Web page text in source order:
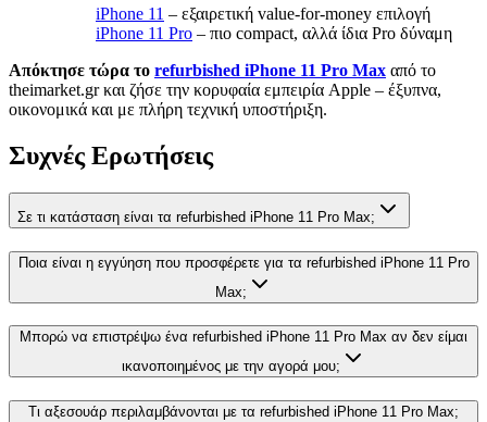
iPhone 11 – εξαιρετική value-for-money επιλογή
iPhone 11 Pro – πιο compact, αλλά ίδια Pro δύναμη
Απόκτησε τώρα το refurbished iPhone 11 Pro Max από το
theimarket.gr και ζήσε την κορυφαία εμπειρία Apple – έξυπνα,
οικονομικά και με πλήρη τεχνική υποστήριξη.
Συχνές Ερωτήσεις
Σε τι κατάσταση είναι τα refurbished iPhone 11 Pro Max;
Ποια είναι η εγγύηση που προσφέρετε για τα refurbished iPhone 11 Pro
Max;
Μπορώ να επιστρέψω ένα refurbished iPhone 11 Pro Max αν δεν είμαι
ικανοποιημένος με την αγορά μου;
Τι αξεσουάρ περιλαμβάνονται με τα refurbished iPhone 11 Pro Max;